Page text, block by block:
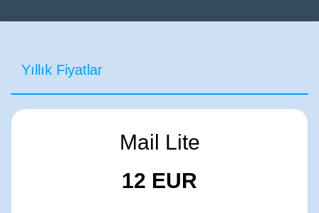
Yıllık Fiyatlar
Mail Lite
12 EUR